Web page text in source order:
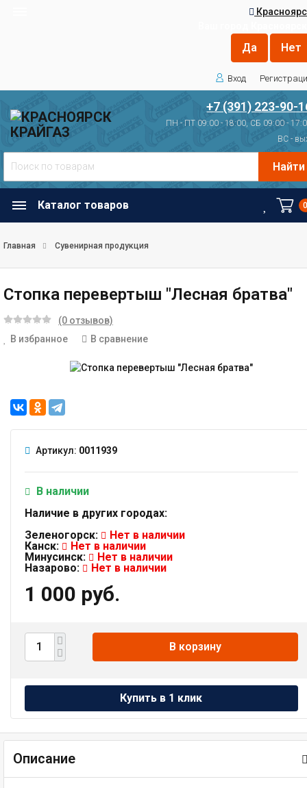
Вход
+7 (391) 223-90-
ПН - ПТ 09:00 - 18:00, СБ 09:00 -
ВС -
Найти
Каталог товаров
Главная Сувенирная продукция
Стопка перевертыш "Лесная братва"
(0 отзывов)
В избранное
В сравнение
Артикул: 0011939
В наличии
Наличие в других городах:
Зеленогорск:
Нет в наличии
Канск:
Нет в наличии
Минусинск:
Нет в наличии
Назарово:
Нет в наличии
1 000 руб.
В корзину
Описание